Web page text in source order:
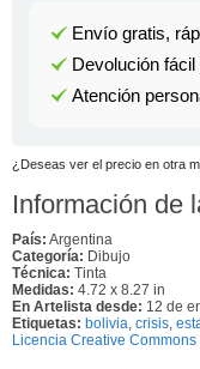
Envío gratis,
Devolución fácil
Atención
¿Deseas ver el precio en otra
Información de
País: Argentina
Categoría: Dibujo
Técnica: Tinta
Medidas: 4.72 x 8.27 in
En Artelista desde: 12 de
Etiquetas: bolivia, crisis,
Licencia Creative Commons